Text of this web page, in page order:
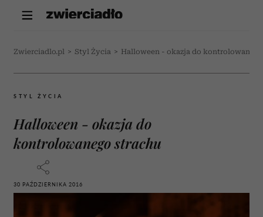
Zwierciadlo.pl > Styl Życia > Halloween - okazja do
STYL ŻYCIA
Halloween - okazja do
kontrolowanego strachu
30 PAŹDZIERNIKA 2016